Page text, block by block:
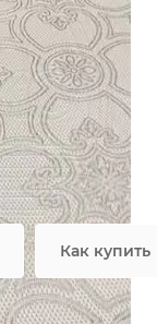
Как купить